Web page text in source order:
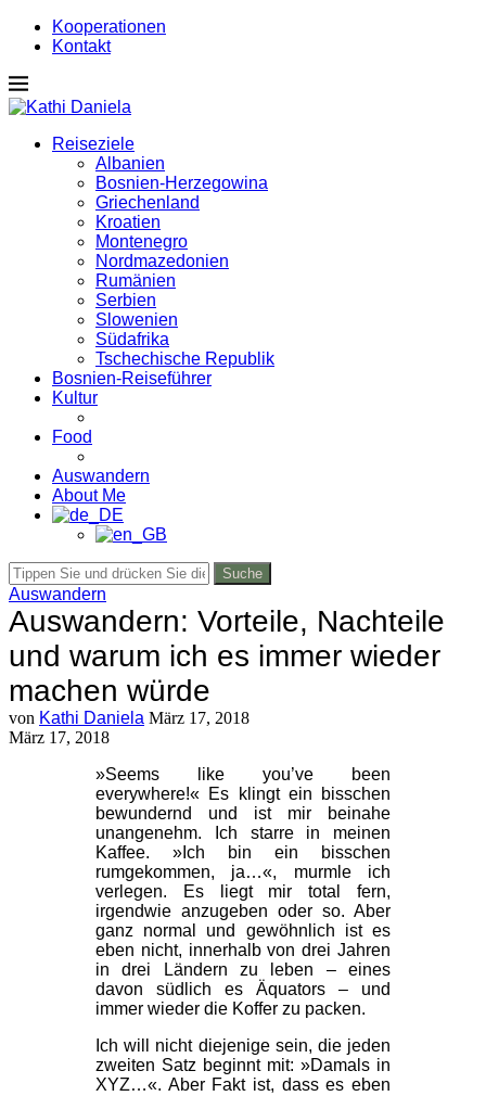
Kooperationen
Kontakt
Reiseziele
Albanien
Bosnien-Herzegowina
Griechenland
Kroatien
Montenegro
Nordmazedonien
Rumänien
Serbien
Slowenien
Südafrika
Tschechische Republik
Bosnien-Reiseführer
Kultur
Food
Auswandern
About Me
Suche
Auswandern
Auswandern: Vorteile, Nachteile
und warum ich es immer wieder
machen würde
von Kathi Daniela März 17, 2018
März 17, 2018
»Seems like you’ve been
everywhere!« Es klingt ein bisschen
bewundernd und ist mir beinahe
unangenehm. Ich starre in meinen
Kaffee. »Ich bin ein bisschen
rumgekommen, ja…«, murmle ich
verlegen. Es liegt mir total fern,
irgendwie anzugeben oder so. Aber
ganz normal und gewöhnlich ist es
eben nicht, innerhalb von drei Jahren
in drei Ländern zu leben – eines
davon südlich es Äquators – und
immer wieder die Koffer zu packen.
Ich will nicht diejenige sein, die jeden
zweiten Satz beginnt mit: »Damals in
XYZ…«. Aber Fakt ist, dass es eben